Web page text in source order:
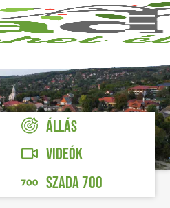
ÁLLÁS
VIDEÓK
SZADA 700